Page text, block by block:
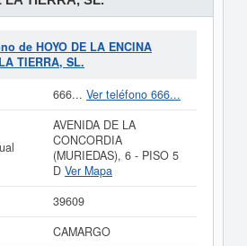
de HOYO DE LA ENCINA
TIERRA, SL.
666... Ver teléfono 666...
AVENIDA DE LA
CONCORDIA
(MURIEDAS), 6 - PISO 5
D Ver Mapa
39609
CAMARGO